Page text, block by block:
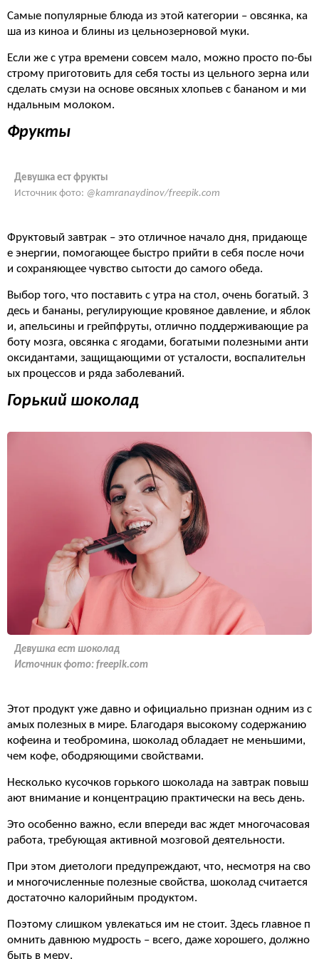
Самые популярные блюда из этой категории – овсянка, ка
ша из киноа и блины из цельнозерновой муки.
Если же с утра времени совсем мало, можно просто по-бы
строму приготовить для себя тосты из цельного зерна или
сделать смузи на основе овсяных хлопьев с бананом и ми
ндальным молоком.
Фрукты
Девушка ест фрукты
Источник фото: @kamranaydinov/freepik.com
Фруктовый завтрак – это отличное начало дня, придающе
е энергии, помогающее быстро прийти в себя после ночи
и сохраняющее чувство сытости до самого обеда.
Выбор того, что поставить с утра на стол, очень богатый. З
десь и бананы, регулирующие кровяное давление, и яблок
и, апельсины и грейпфруты, отлично поддерживающие ра
боту мозга, овсянка с ягодами, богатыми полезными анти
оксидантами, защищающими от усталости, воспалительн
ых процессов и ряда заболеваний.
Горький шоколад
Девушка ест шоколад
Источник фото: freepik.com
Этот продукт уже давно и официально признан одним из с
амых полезных в мире. Благодаря высокому содержанию
кофеина и теобромина, шоколад обладает не меньшими,
чем кофе, ободряющими свойствами.
Несколько кусочков горького шоколада на завтрак повыш
ают внимание и концентрацию практически на весь день.
Это особенно важно, если впереди вас ждет многочасовая
работа, требующая активной мозговой деятельности.
При этом диетологи предупреждают, что, несмотря на сво
и многочисленные полезные свойства, шоколад считается
достаточно калорийным продуктом.
Поэтому слишком увлекаться им не стоит. Здесь главное п
омнить давнюю мудрость – всего, даже хорошего, должно
быть в меру.